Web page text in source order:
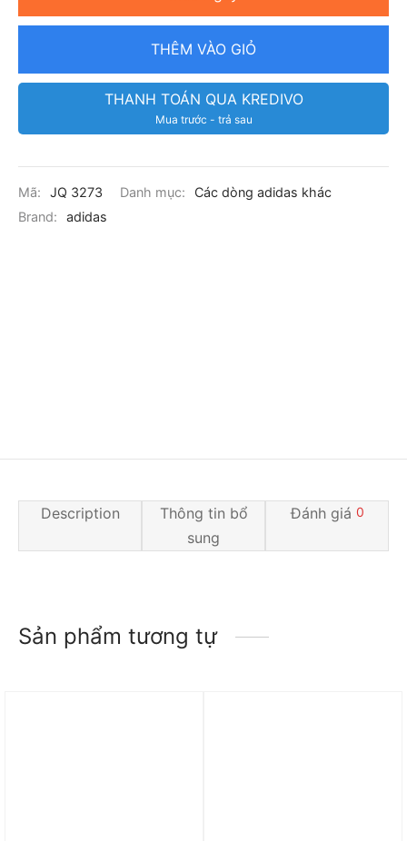
THÊM VÀO GIỎ
THANH TOÁN QUA KREDIVO
Mua trước - trả sau
Mã: JQ 3273 Danh mục:
Các dòng adidas khác
Brand:
adidas
Description
Thông tin bổ
sung
Đánh giá 0
Sản phẩm tương tự